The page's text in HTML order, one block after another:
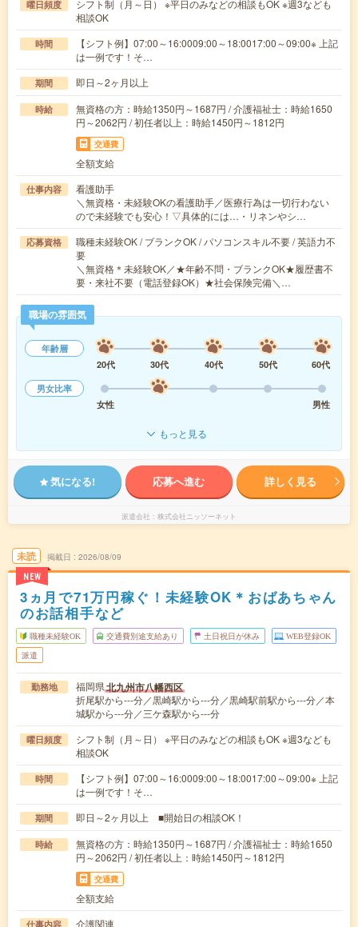
曜日頻度
シフト制（月～日） ※平日のみなどの相談もOK ※週3なども
相談OK
時間
【シフト例】07:00～16:0009:00～18:0017:00～09:00※ 上記
は一例です！そ…
期間 即日～2ヶ月以上
時給
無資格の方：時給1350円～1687円 / 介護福祉士：時給1650
円～2062円 / 初任者以上：時給1450円～1812円
交通費
全額支給
仕事内容
看護助手
＼無資格・未経験OKの看護助手／医療行為は一切行わない
ので未経験でも安心！▽具体的には…・リネンやシ…
応募資格
職種未経験OK / ブランクOK / パソコンスキル不要 / 英語力不
要
＼無資格＊未経験OK／★年齢不問・ブランクOK★履歴書不
要・来社不要（電話登録OK）★社会保険完備＼…
職場の雰囲気
年齢層
20代
30代 40代 50代
60代
男女比率
女性
男性
もっと見る
気になる! 応募へ進む 詳しく見る
派遣会社 株式会社ニッソーネット
未読
NEW
掲載日 2026/08/09
3ヵ月で71万円稼ぐ！未経験OK＊おばあちゃん
のお話相手など
職種未経験OK 交通費別途支給あり 土日祝日が休み WEB登録OK
派遣
勤務地 福岡県北九州市八幡西区
折尾駅から---分／黒崎駅から---分／黒崎駅前駅から---分／本
城駅から---分／三ケ森駅から---分
曜日頻度
シフト制（月～日） ※平日のみなどの相談もOK ※週3なども
相談OK
時間
【シフト例】07:00～16:0009:00～18:0017:00～09:00※ 上記
は一例です！そ…
期間 即日～2ヶ月以上 ■開始日の相談OK！
時給
無資格の方：時給1350円～1687円 / 介護福祉士：時給1650
円～2062円 / 初任者以上：時給1450円～1812円
交通費
全額支給
仕事内容 介護関連